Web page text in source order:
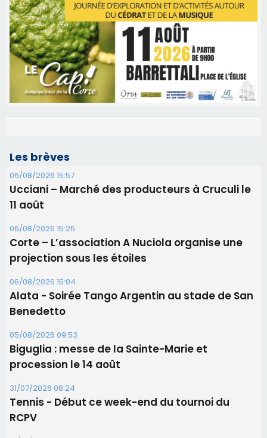
Les brèves
06/08/2026 15:57
Ucciani – Marché des producteurs à Cruculi le
11 août
06/08/2026 15:25
Corte – L’association A Nuciola organise une
projection sous les étoiles
06/08/2026 15:04
Alata - Soirée Tango Argentin au stade de San
Benedetto